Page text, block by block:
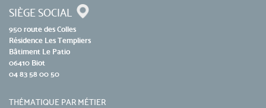
SIÈGE SOCIAL
950 route des Colles
Résidence Les Templiers
Bâtiment Le Patio
06410 Biot
04 83 58 00 50
THÉMATIQUE PAR MÉTIER